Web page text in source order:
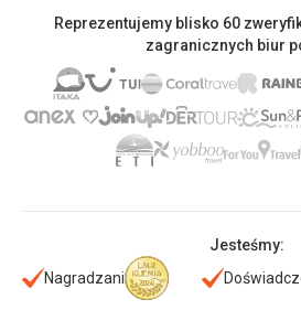
Reprezentujemy blisko 60
zagranicznych biur
Jesteśmy:
Nagradzani